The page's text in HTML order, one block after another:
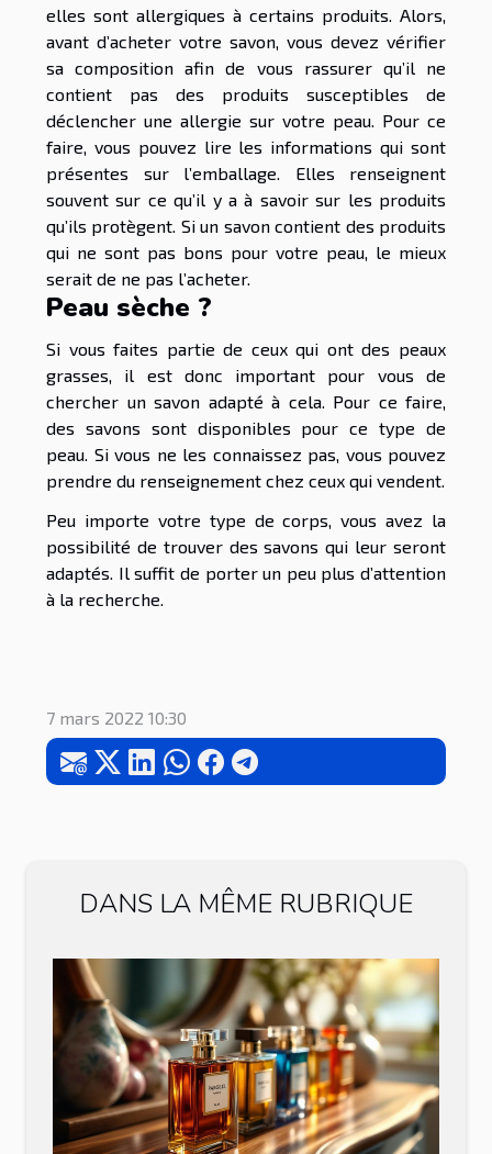
elles sont allergiques à certains produits. Alors,
avant d’acheter votre savon, vous devez vérifier
sa composition afin de vous rassurer qu’il ne
contient pas des produits susceptibles de
déclencher une allergie sur votre peau. Pour ce
faire, vous pouvez lire les informations qui sont
présentes sur l’emballage. Elles renseignent
souvent sur ce qu’il y a à savoir sur les produits
qu’ils protègent. Si un savon contient des produits
qui ne sont pas bons pour votre peau, le mieux
serait de ne pas l’acheter.
Peau sèche ?
Si vous faites partie de ceux qui ont des peaux
grasses, il est donc important pour vous de
chercher un savon adapté à cela. Pour ce faire,
des savons sont disponibles pour ce type de
peau. Si vous ne les connaissez pas, vous pouvez
prendre du renseignement chez ceux qui vendent.
Peu importe votre type de corps, vous avez la
possibilité de trouver des savons qui leur seront
adaptés. Il suffit de porter un peu plus d’attention
à la recherche.
7 mars 2022 10:30
DANS LA MÊME RUBRIQUE